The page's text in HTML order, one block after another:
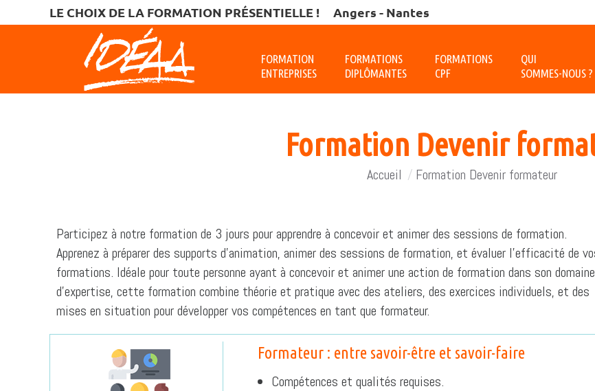
LE CHOIX DE LA FORMATION PRÉSENTIELLE ! Angers - Nantes
FORMATION
ENTREPRISES
FORMATIONS
DIPLÔMANTES
FORMATIONS
CPF
QUI
SOMMES-NOUS ?
Formation Devenir
Vous êtes ici :
Accueil Formation Devenir formateur
Participez à notre formation de 3 jours pour apprendre à concevoir et animer des sessions de formation.
Apprenez à préparer des supports d’animation, animer des sessions de formation, et évaluer l’efficacité de
formations. Idéale pour toute personne ayant à concevoir et animer une action de formation dans son domaine
d’expertise, cette formation combine théorie et pratique avec des ateliers, des exercices individuels, et des
mises en situation pour développer vos compétences en tant que formateur.
Formateur : entre savoir-être et savoir-faire
Compétences et qualités requises.